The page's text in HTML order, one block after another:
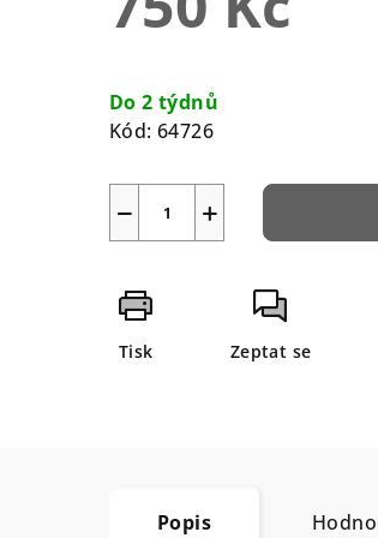
5
cena:
Do 2 týdnů
Kód: 64726
+
−
Tisk Zeptat se
Popis